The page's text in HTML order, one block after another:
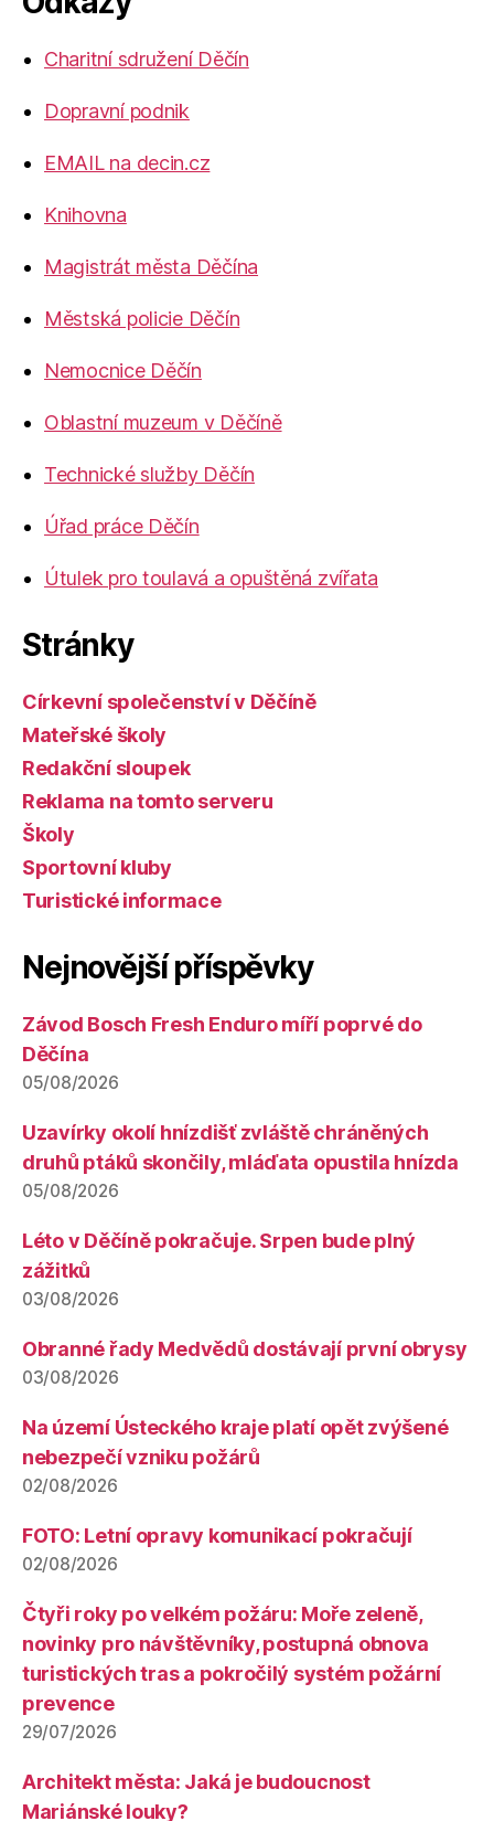
Charitní sdružení Děčín
Dopravní podnik
EMAIL na decin.cz
Knihovna
Magistrát města Děčína
Městská policie Děčín
Nemocnice Děčín
Oblastní muzeum v Děčíně
Technické služby Děčín
Úřad práce Děčín
Útulek pro toulavá a opuštěná zvířata
Stránky
Církevní společenství v Děčíně
Mateřské školy
Redakční sloupek
Reklama na tomto serveru
Školy
Sportovní kluby
Turistické informace
Nejnovější příspěvky
Závod Bosch Fresh Enduro míří poprvé do
Děčína
05/08/2026
Uzavírky okolí hnízdišť zvláště chráněných
druhů ptáků skončily, mláďata opustila hnízda
05/08/2026
Léto v Děčíně pokračuje. Srpen bude plný
zážitků
03/08/2026
Obranné řady Medvědů dostávají první obrysy
03/08/2026
Na území Ústeckého kraje platí opět zvýšené
nebezpečí vzniku požárů
02/08/2026
FOTO: Letní opravy komunikací pokračují
02/08/2026
Čtyři roky po velkém požáru: Moře zeleně,
novinky pro návštěvníky, postupná obnova
turistických tras a pokročilý systém požární
prevence
29/07/2026
Architekt města: Jaká je budoucnost
Mariánské louky?